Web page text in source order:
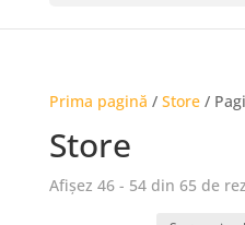
Prima pagină / Store/
Store
Afișez 46 - 54 din 65 de